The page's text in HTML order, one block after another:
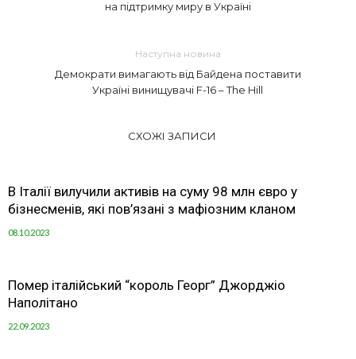
на підтримку миру в Україні
Наступна новина
Демократи вимагають від Байдена поставити
Україні винищувачі F-16 – The Hill
СХОЖІ ЗАПИСИ
В Італії вилучили активів на суму 98 млн євро у
бізнесменів, які пов’язані з мафіозним кланом
08.10.2023
Помер італійський “король Георг” Джорджіо
Наполітано
22.09.2023